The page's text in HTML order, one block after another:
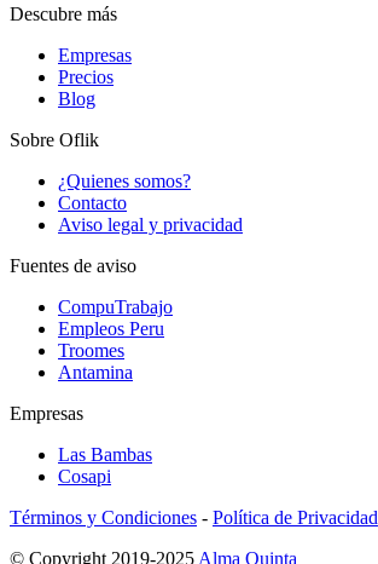
Descubre más
Empresas
Precios
Blog
Sobre Oflik
¿Quienes somos?
Contacto
Aviso legal y privacidad
Fuentes de aviso
CompuTrabajo
Empleos Peru
Troomes
Antamina
Empresas
Las Bambas
Cosapi
Términos y Condiciones - Política de Privacidad
© Copyright 2019-2025 Alma Quinta